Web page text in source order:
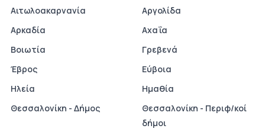
Αιτωλοακαρνανία
Αργολίδα
Αρκαδία
Αχαΐα
Βοιωτία
Γρεβενά
Έβρος
Εύβοια
Ηλεία
Ημαθία
Θεσσαλονίκη - Δήμος
Θεσσαλονίκη - Περιφ/κοί
δήμοι